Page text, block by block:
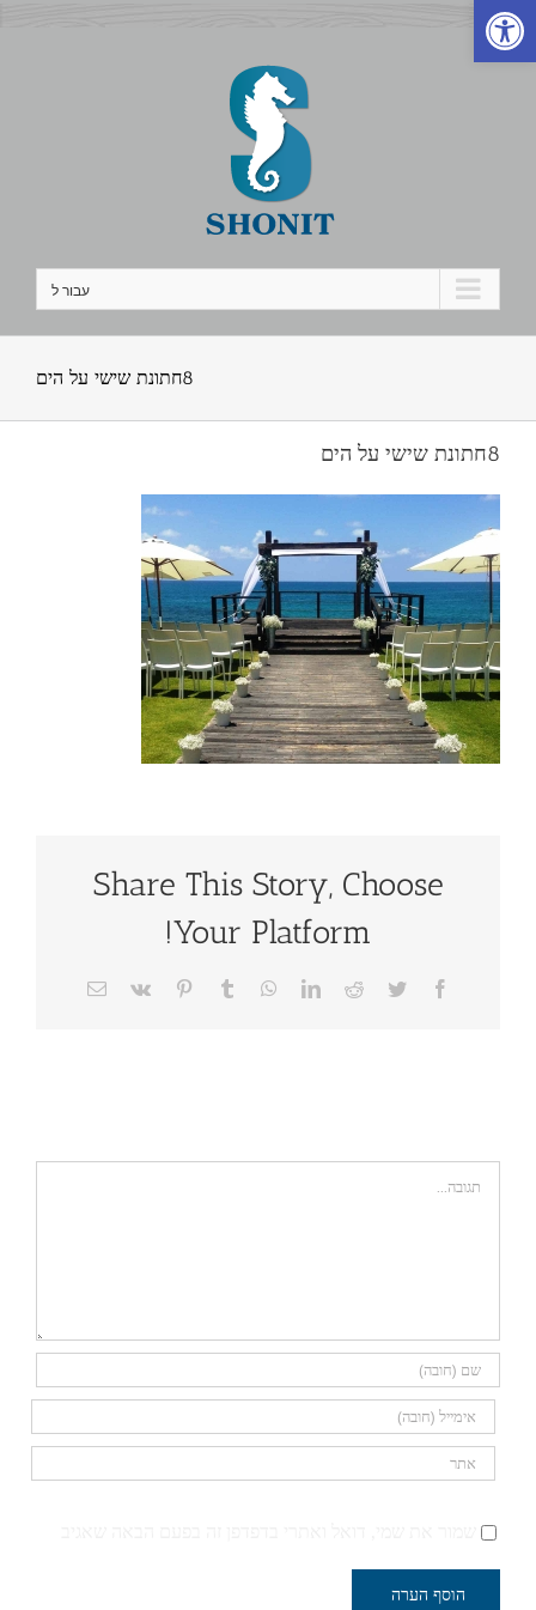
פתח סרגל נגישותדלג
לתוכן
עבור ל
8חתונת שישי על הים
8חתונת שישי על הים
Share This Story, Choose
Your Platform!
Facebook
Twitter
Reddit
LinkedIn
WhatsApp
Tumblr
Pinterest
Vk
כתובת